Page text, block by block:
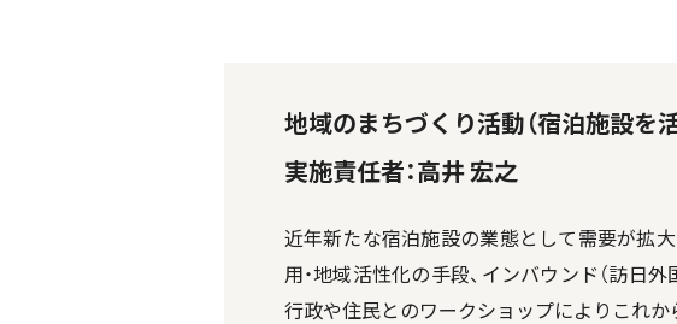
地域のまちづくり活動（宿泊施設を
実施責任者：高井 宏之
近年新たな宿泊施設の業態として需要が拡
用・地域活性化の手段、インバウンド（訪日
行政や住民とのワークショップによりこれか